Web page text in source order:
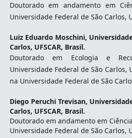
Doutorado em andamento em
Universidade Federal de São Carlos,
Luiz Eduardo Moschini,
Carlos, UFSCAR, Brasil.
Doutorado em Ecologia e
Universidade Federal de São Carlos,
na Universidade Federal de São
Diego Peruchi Trevisan,
Carlos, UFSCAR, Brasil.
Doutorado em andamento em
Universidade Federal de São Carlos,